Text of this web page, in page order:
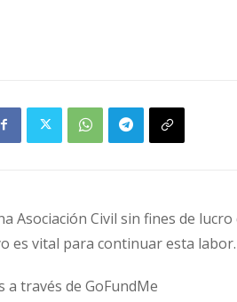
Asociación Civil sin fines de
es vital para continuar esta labor.
a través de GoFundMe